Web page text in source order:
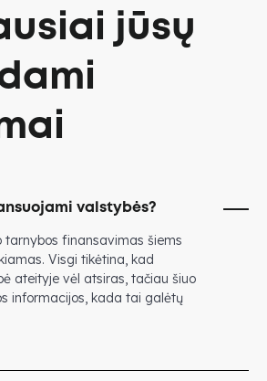
jūsų
valstybės?
tarnybos finansavimas šiems
Visgi tikėtina, kad
ateityje vėl atsiras, tačiau šiuo
informacijos, kada tai galėtų